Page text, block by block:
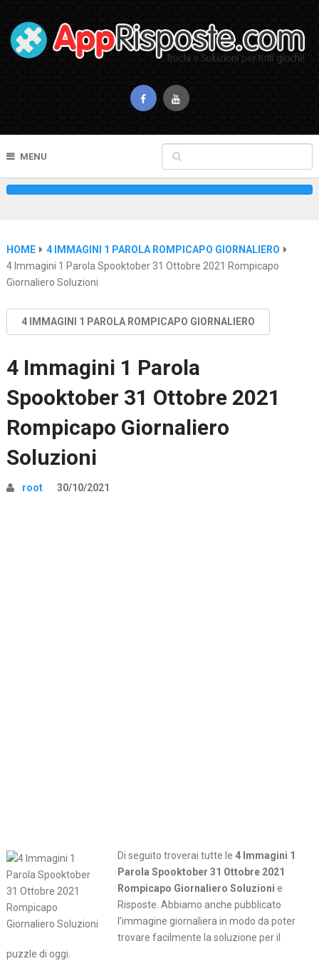
MENU
HOME
4 IMMAGINI 1 PAROLA ROMPICAPO GIORNALIERO
4 Immagini 1 Parola Spooktober 31 Ottobre 2021 Rompicapo
Giornaliero Soluzioni
4 IMMAGINI 1 PAROLA ROMPICAPO GIORNALIERO
4 Immagini 1 Parola
Spooktober 31 Ottobre 2021
Rompicapo Giornaliero
Soluzioni
root 30/10/2021
Di seguito troverai tutte le 4 Immagini 1
Parola Spooktober 31 Ottobre 2021
Rompicapo Giornaliero Soluzioni e
Risposte. Abbiamo anche pubblicato
l’immagine giornaliera in modo da poter
trovare facilmente la soluzione per il
puzzle di oggi.